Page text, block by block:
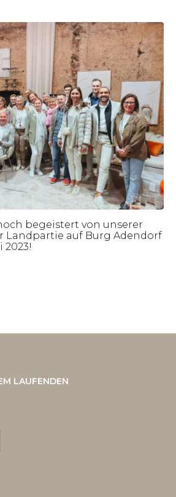
begeistert von unserer
Landpartie auf Burg Adendorf
2023!
LAUFENDEN